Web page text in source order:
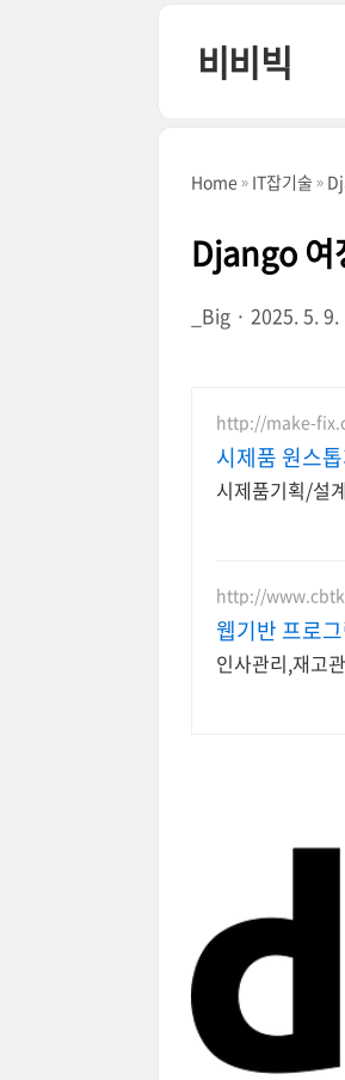
비비빅
Home IT잡기술
Django 여
_Big 2025. 5. 9.
http://make-
시제품 원스
시제품기획/설
http://
웹기반 프로
인사관리,재고